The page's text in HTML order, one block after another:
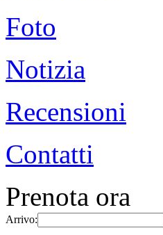
Foto
Notizia
Recensioni
Contatti
Prenota ora
Arrivo: